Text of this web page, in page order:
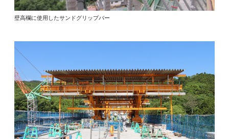
壁高欄に使用したサンドグリップバー